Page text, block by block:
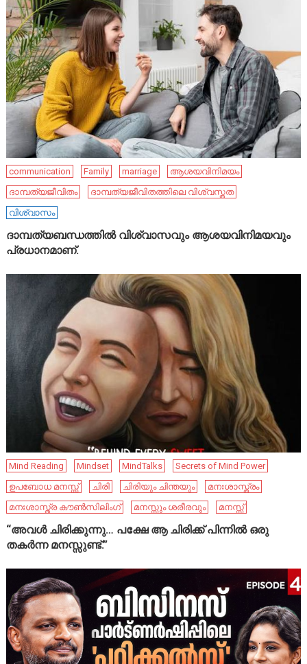
communication Family marriage
ആശയവിനിമയം
ദാമ്പത്യജീവിതം
ദാമ്പത്യജീവിതത്തിലെ വിശ്വസ്തത
വിശ്വാസം
ദാമ്പത്യബന്ധത്തിൽ വിശ്വാസവും ആശയവിനിമയവും
പ്രധാനമാണ്.
Mind Reading Mindset MindTalks
Secrets of Mind Power
ഉപബോധ മനസ്സ്
ചിരി ചിരിയും ചിന്തയും
മനഃശാസ്ത്രം
മനഃശാസ്ത്ര കൗൺസിലിംഗ്
മനസ്സും ശരീരവും മനസ്സ്
“അവൾ ചിരിക്കുന്നു… പക്ഷേ ആ ചിരിക്ക് പിന്നിൽ ഒരു
തകർന്ന മനസ്സുണ്ട്.”